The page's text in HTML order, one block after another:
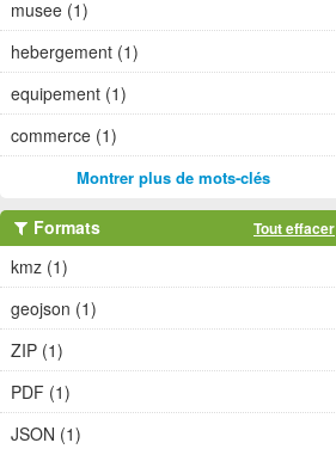
musee (1)
hebergement (1)
equipement (1)
commerce (1)
Montrer plus de mots-clés
Formats Tout effacer
kmz (1)
geojson (1)
ZIP (1)
PDF (1)
JSON (1)